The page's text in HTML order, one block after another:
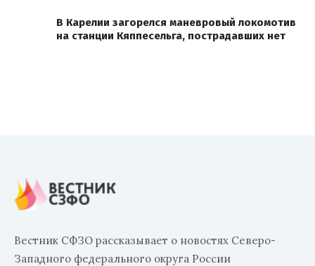
В Карелии загорелся маневровый локомотив
на станции Кяппесельга, пострадавших нет
Вестник СФЗО рассказывает о новостях Северо-
Западного федерального округа России